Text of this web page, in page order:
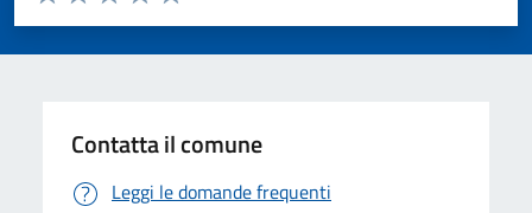
Valuta 5 stelle su 5
Valuta 4 stelle su 5
Valuta 3 stelle su 5
Valuta 2 stelle su 5
Valuta 1 stelle su 5
Contatta il comune
Leggi le domande frequenti